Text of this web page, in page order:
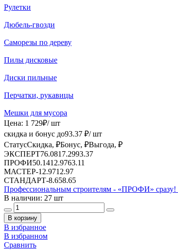
Рулетки
Дюбель-гвозди
Саморезы по дереву
Пилы дисковые
Диски пильные
Перчатки, рукавицы
Мешки для мусора
Цена: 1 729₽/ шт
скидка и бонус до93.37 ₽/ шт
СтатусСкидка, ₽Бонус, ₽Выгода, ₽
ЭКСПЕРТ76.0817.2993.37
ПРОФИ50.1412.9763.11
МАСТЕР-12.9712.97
СТАНДАРТ-8.658.65
Профессиональным строителям - «ПРОФИ» сразу!
В наличии: 27 шт
В корзину
В избранное
В избранном
Сравнить